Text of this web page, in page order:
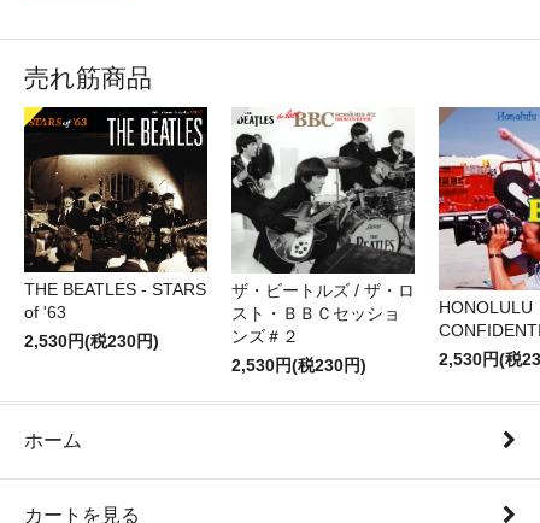
売れ筋商品
THE BEATLES - STARS
of '63
2,530円(税230円)
ザ・ビートルズ / ザ・ロ
スト・ＢＢＣセッショ
ンズ＃２
2,530円(税230円)
HONOLULU
2,530円(税
ホーム
カートを見る